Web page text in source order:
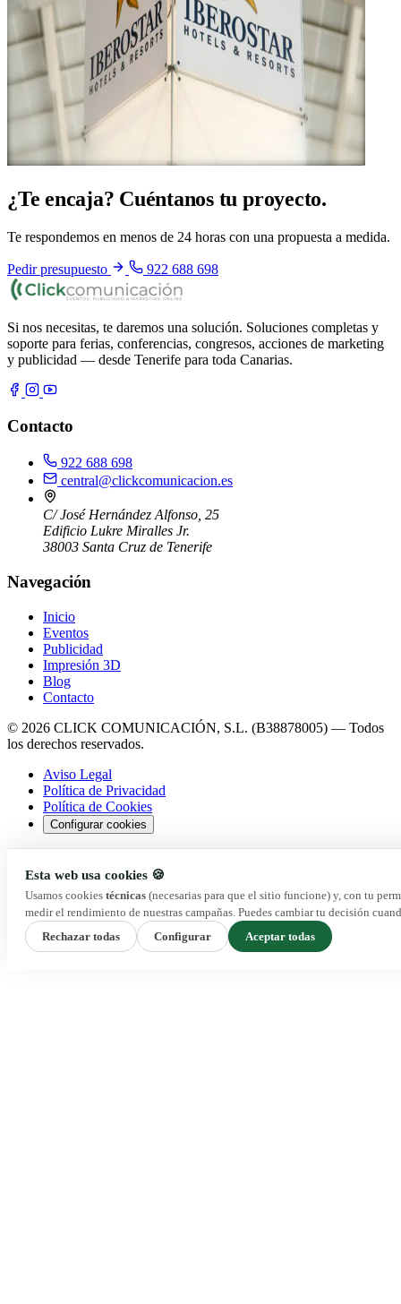
¿Te encaja? Cuéntanos tu proyecto.
Te respondemos en menos de 24 horas con una propuesta a medida.
Pedir presupuesto 922 688 698
Si nos necesitas, te daremos una solución. Soluciones completas y
soporte para ferias, conferencias, congresos, acciones de marketing
y publicidad — desde Tenerife para toda Canarias.
Contacto
922 688 698
central@clickcomunicacion.es
C/ José Hernández Alfonso, 25
Edificio Lukre Miralles Jr.
38003 Santa Cruz de Tenerife
Navegación
Inicio
Eventos
Publicidad
Impresión 3D
Blog
Contacto
© 2026 CLICK COMUNICACIÓN, S.L. (B38878005) — Todos
los derechos reservados.
Aviso Legal
Política de Privacidad
Política de Cookies
Configurar cookies
Esta web usa cookies 🍪
Usamos cookies técnicas (necesarias para que el sitio funcione) y, con tu
medir el rendimiento de nuestras campañas. Puedes cambiar tu decisión
Rechazar todas
Configurar Aceptar todas